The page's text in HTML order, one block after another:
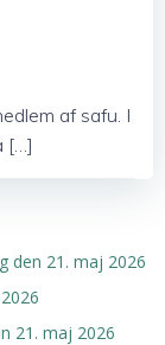
af safu. I
[…]
den 21. maj 2026
21. maj 2026